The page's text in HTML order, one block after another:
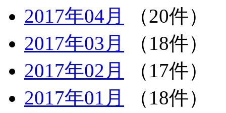
2017年04月
（20件）
2017年03月
（18件）
2017年02月
（17件）
2017年01月
（18件）